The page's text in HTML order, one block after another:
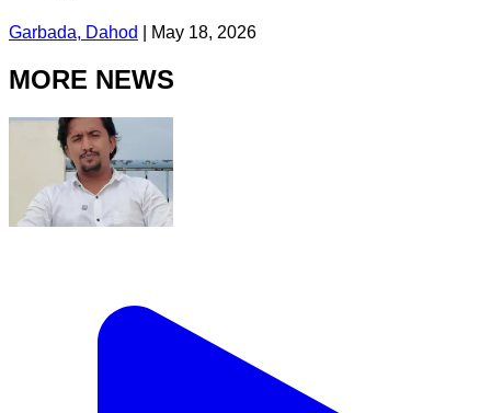
Garbada, Dahod May 18, 2026
MORE NEWS